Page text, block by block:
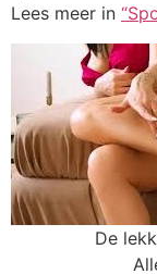
Lees meer in
De